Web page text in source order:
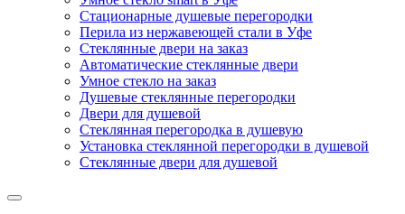
Стационарные душевые перегородки
Перила из нержавеющей стали в Уфе
Стеклянные двери на заказ
Автоматические стеклянные двери
Умное стекло на заказ
Душевые стеклянные перегородки
Двери для душевой
Стеклянная перегородка в душевую
Установка стеклянной перегородки в душевой
Стеклянные двери для душевой